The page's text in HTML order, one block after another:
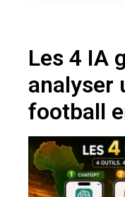
Les 4 IA
analyser
football